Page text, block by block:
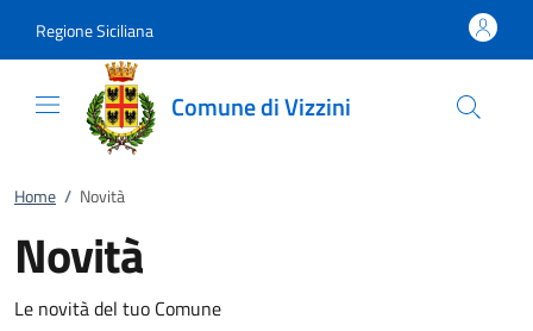
Regione Siciliana
Comune di Vizzini
Home / Novità
Novità
Le novità del tuo Comune